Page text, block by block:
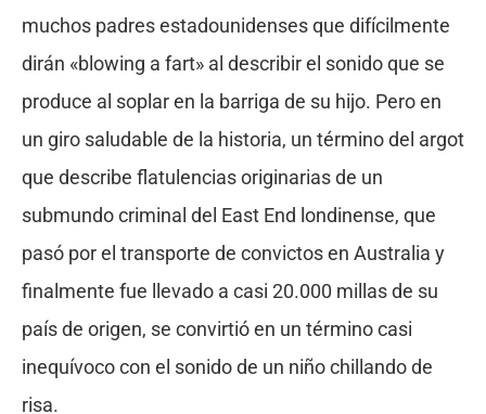
muchos padres estadounidenses que difícilmente
dirán «blowing a fart» al describir el sonido que se
produce al soplar en la barriga de su hijo. Pero en
un giro saludable de la historia, un término del argot
que describe flatulencias originarias de un
submundo criminal del East End londinense, que
pasó por el transporte de convictos en Australia y
finalmente fue llevado a casi 20.000 millas de su
país de origen, se convirtió en un término casi
inequívoco con el sonido de un niño chillando de
risa.